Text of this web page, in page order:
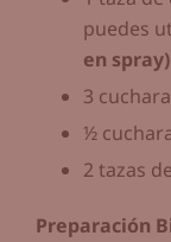
puedes
en spray)
3
½
2 tazas de
Preparación